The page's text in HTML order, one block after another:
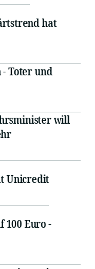
hat
Toter und
will
Unicredit
100 Euro -